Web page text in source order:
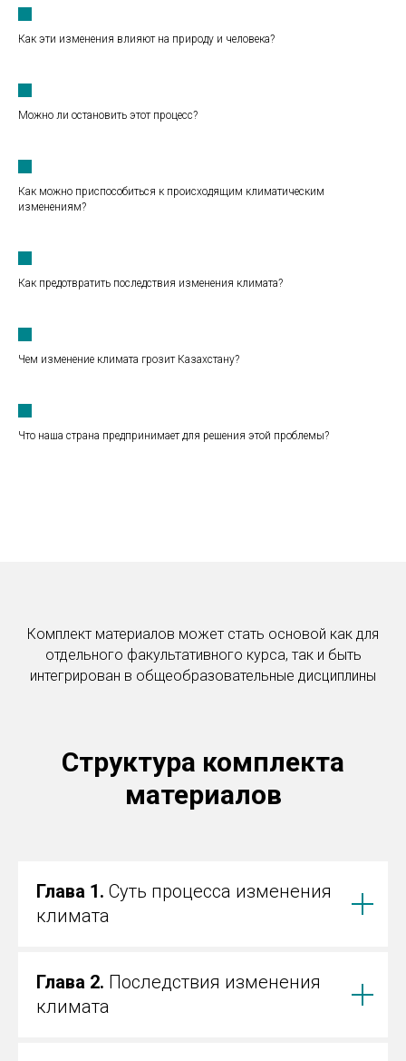
Как эти изменения влияют на природу и человека?
Можно ли остановить этот процесс?
Как можно приспособиться к происходящим климатическим
изменениям?
Как предотвратить последствия изменения климата?
Чем изменение климата грозит Казахстану?
Что наша страна предпринимает для решения этой проблемы?
Комплект материалов может стать основой как для
отдельного факультативного курса, так и быть
интегрирован в общеобразовательные дисциплины
Структура комплекта
материалов
Глава 1. Суть процесса изменения
климата
Глава 2. Последствия изменения
климата